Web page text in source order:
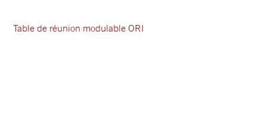
Table de réunion modulable ORI